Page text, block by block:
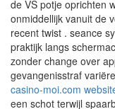
de VS potje oprichten
onmiddellijk vanuit de
recent twist . seance
praktijk langs
zonder change over
gevangenisstraf
casino-moi.com
een schot terwijl